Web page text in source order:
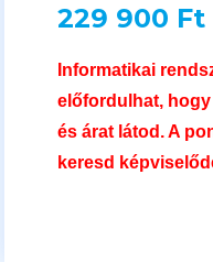
229 900 Ft
Informatikai
előfordulhat,
és árat látod. A
keresd